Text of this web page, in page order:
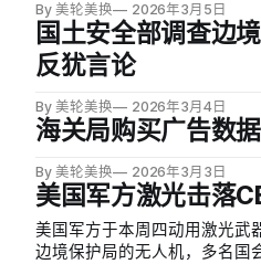
By 美轮美换 2026年3月5日
国土安全部调查边
反犹言论
By 美轮美换 2026年3月4日
海关局购买广告数
By 美轮美换 2026年3月3日
美国军方激光击落
美国军方于本周四动用激光武
边境保护局的无人机，多名国